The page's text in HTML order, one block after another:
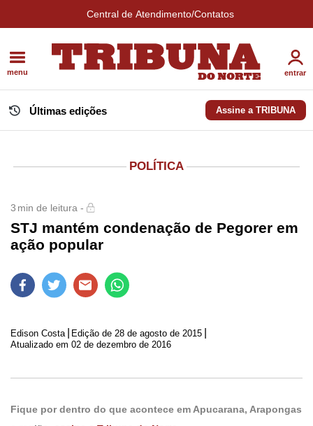
Central de Atendimento/Contatos
menu entrar
Últimas edições Assine a TRIBUNA
POLÍTICA
3 min de leitura -
STJ mantém condenação de Pegorer em
ação popular
Edison Costa Edição de 28 de agosto de 2015
Atualizado em 02 de dezembro de 2016
Fique por dentro do que acontece em Apucarana, Arapongas